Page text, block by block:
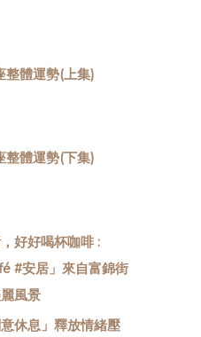
整體運勢(上集)
整體運勢(下集)
好好喝杯咖啡 :
#安居」來自富錦街
風景
休息​​​​」釋放情緒壓